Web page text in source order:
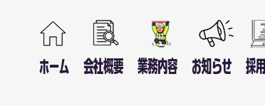
ホーム 会社概要 業務内容 お知らせ 採